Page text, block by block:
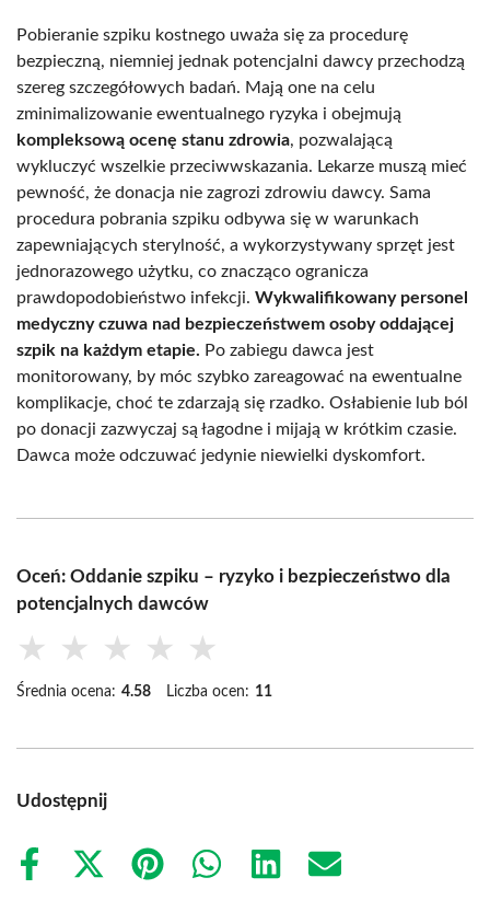
Pobieranie szpiku kostnego uważa się za procedurę
bezpieczną, niemniej jednak potencjalni dawcy przechodzą
szereg szczegółowych badań. Mają one na celu
zminimalizowanie ewentualnego ryzyka i obejmują
kompleksową ocenę stanu zdrowia, pozwalającą
wykluczyć wszelkie przeciwwskazania. Lekarze muszą mieć
pewność, że donacja nie zagrozi zdrowiu dawcy. Sama
procedura pobrania szpiku odbywa się w warunkach
zapewniających sterylność, a wykorzystywany sprzęt jest
jednorazowego użytku, co znacząco ogranicza
prawdopodobieństwo infekcji. Wykwalifikowany personel
medyczny czuwa nad bezpieczeństwem osoby oddającej
szpik na każdym etapie. Po zabiegu dawca jest
monitorowany, by móc szybko zareagować na ewentualne
komplikacje, choć te zdarzają się rzadko. Osłabienie lub ból
po donacji zazwyczaj są łagodne i mijają w krótkim czasie.
Dawca może odczuwać jedynie niewielki dyskomfort.
Oceń: Oddanie szpiku – ryzyko i bezpieczeństwo dla
potencjalnych dawców
★ ★ ★ ★ ★
Średnia ocena: 4.58 Liczba ocen: 11
Udostępnij
Share
Share
Share
Share
Share
Share